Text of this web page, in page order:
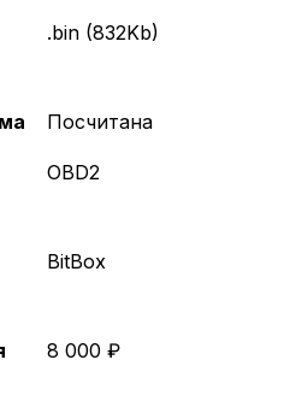
.bin (832Kb)
Посчитана
OBD2
BitBox
8 000 ₽